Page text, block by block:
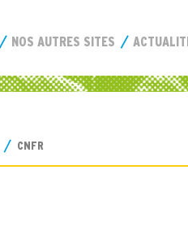
NOS AUTRES SITES
CNFR